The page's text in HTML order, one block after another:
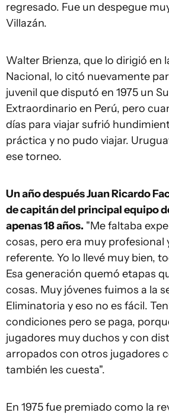
regresado. Fue un despegue
Villazán.
Walter Brienza, que lo dirigió en
Nacional, lo citó nuevamente
juvenil que disputó en 1975 un
Extraordinario en Perú, pero
días para viajar sufrió
práctica y no pudo viajar.
ese torneo.
Un año después Juan Ricardo
de capitán del principal equipo
apenas 18 años. "Me faltaba
cosas, pero era muy profesional
referente. Yo lo llevé muy bien,
Esa generación quemó etapas
cosas. Muy jóvenes fuimos a la
Eliminatoria y eso no es fácil.
condiciones pero se paga,
jugadores muy duchos y con
arropados con otros jugadores
también les cuesta".
En 1975 fue premiado como la